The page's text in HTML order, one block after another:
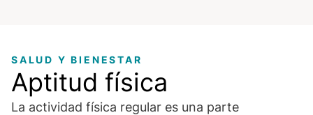
SALUD Y BIENESTAR
Aptitud física
La actividad física regular es una parte